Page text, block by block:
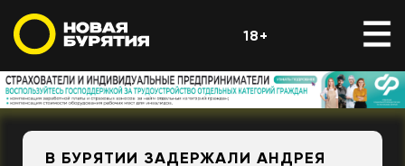
18+
В БУРЯТИИ ЗАДЕРЖАЛИ АНДРЕЯ